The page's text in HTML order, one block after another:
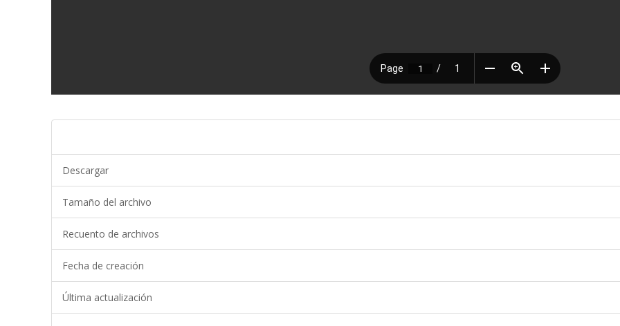
Descargar
Tamaño del archivo
Recuento de archivos
Fecha de creación
Última actualización